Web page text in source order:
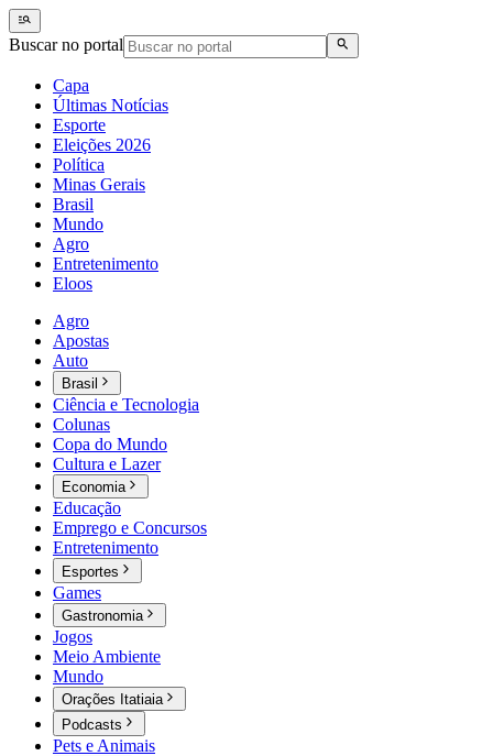
Buscar no portal
Capa
Últimas Notícias
Esporte
Eleições 2026
Política
Minas Gerais
Brasil
Mundo
Agro
Entretenimento
Eloos
Agro
Apostas
Auto
Brasil
Ciência e Tecnologia
Colunas
Copa do Mundo
Cultura e Lazer
Economia
Educação
Emprego e Concursos
Entretenimento
Esportes
Games
Gastronomia
Jogos
Meio Ambiente
Mundo
Orações Itatiaia
Podcasts
Pets e Animais